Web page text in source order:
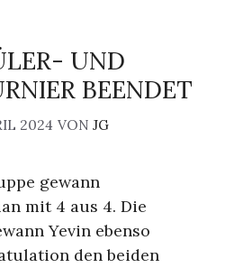
UND
BEENDET
2024 VON JG
gewann
mit 4 aus 4. Die
Yevin ebenso
den beiden